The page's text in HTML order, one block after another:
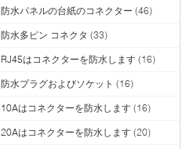
防水パネルの台紙のコネクター (46)
防水多ピン コネクタ (33)
RJ45はコネクターを防水します (16)
防水プラグおよびソケット (16)
10Aはコネクターを防水します (16)
20Aはコネクターを防水します (20)